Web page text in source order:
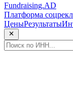
Fundraising.AD
Платформа
ЦеныРезультаты